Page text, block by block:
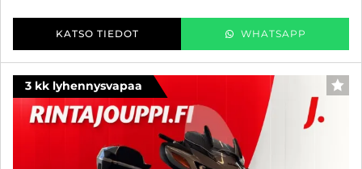
KATSO TIEDOT WHATSAPP
3 kk lyhennysvapaa